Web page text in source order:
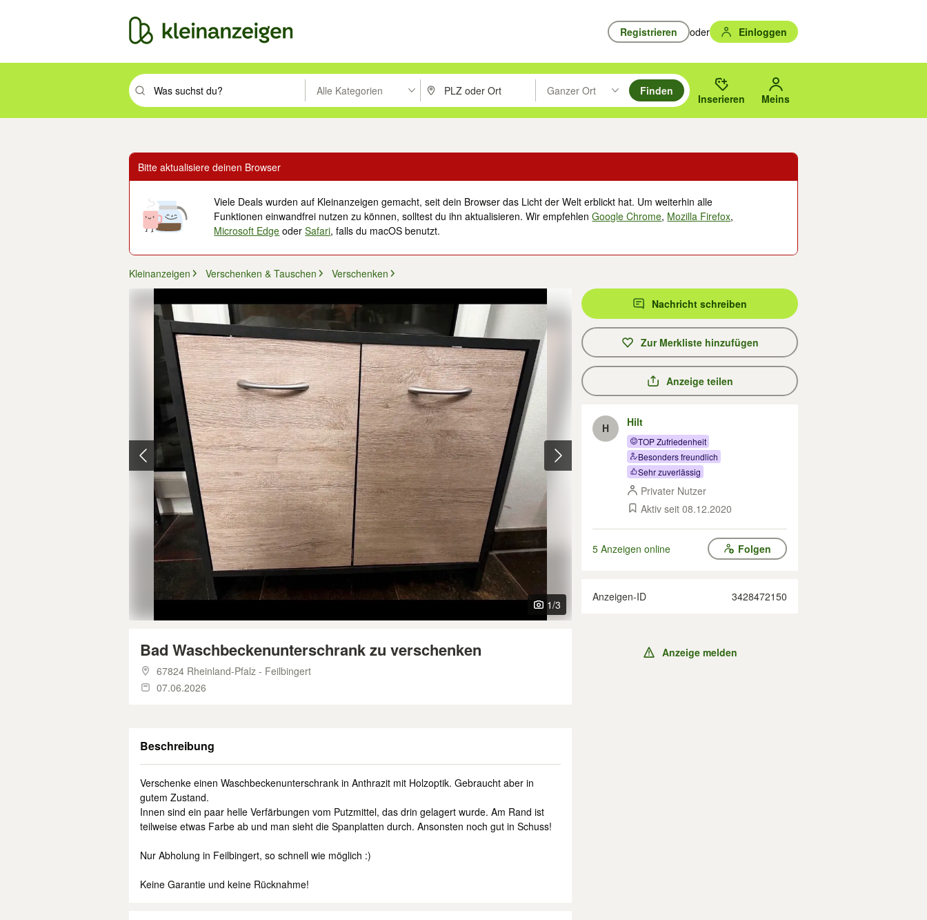
Registrieren oder Einloggen
Suchbegriff eingeben. Eingabetaste drücken um zu suchen, oder Vorschläge mit den Pfeiltasten nach oben/unten durchsuchen und mit Eingabetaste auswählen.
Alle Kategorien PLZ oder Ort eingeben. Eingabetaste drücken um zu suchen, oder Vorschläge mit den Pfeiltasten nach oben/
Ganzer Ort
Suche im Umkreis des gewählten Orts oder PLZ.
Finden
Inserieren Meins
Bitte aktualisiere deinen Browser
Viele Deals wurden auf Kleinanzeigen gemacht, seit dein Browser das Licht der Welt erblickt hat. Um weiterhin alle
Funktionen einwandfrei nutzen zu können, solltest du ihn aktualisieren. Wir empfehlenGoogle Chrome, Mozilla Firefox,
Microsoft Edge oderSafari, falls du macOS benutzt.
Kleinanzeigen Verschenken & Tauschen Verschenken
1/3
Bad Waschbeckenunterschrank zu verschenken
67824 Rheinland-Pfalz - Feilbingert
07.06.2026
Beschreibung
Verschenke einen Waschbeckenunterschrank in Anthrazit mit Holzoptik. Gebraucht aber in
gutem Zustand.
Innen sind ein paar helle Verfärbungen vom Putzmittel, das drin gelagert wurde. Am Rand ist
teilweise etwas Farbe ab und man sieht die Spanplatten durch. Ansonsten noch gut in Schuss!
Nur Abholung in Feilbingert, so schnell wie möglich :)
Keine Garantie und keine Rücknahme!
Nachricht schreiben
Zur Merkliste hinzufügen
Anzeige teilen
H Hilt
TOP Zufriedenheit
Besonders freundlich
Sehr zuverlässig
Privater Nutzer
Aktiv seit 08.12.2020
5 Anzeigen online Folgen
Anzeigen-ID 3428472150
Anzeige melden